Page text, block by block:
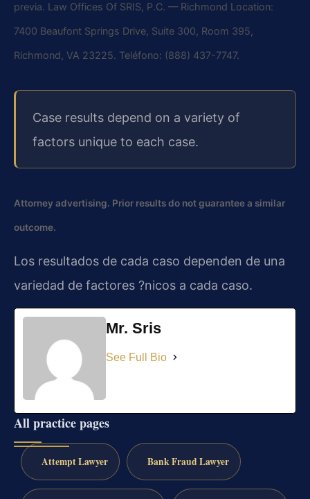
previa. Law Offices Of SRIS, P.C. — Richmond Location:
7400 Beaufont Springs Drive, Suite 300, Room 395,
Richmond, VA 23225. Teléfono: (888) 437-7747.
Case results depend on a variety of
factors unique to each case.
Attorney advertising. Prior results do not guarantee a similar
outcome.
Los resultados de cada caso dependen de una
variedad de factores ?nicos a cada caso.
Mr. Sris
See Full Bio
All practice pages
Attempt Lawyer Bank Fraud Lawyer